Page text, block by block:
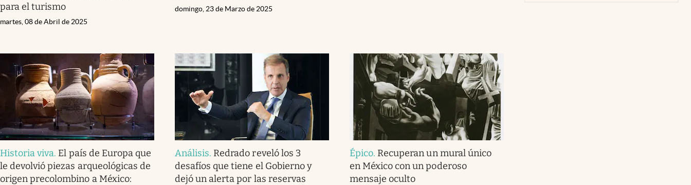
para el turismo
martes, 08 de Abril de 2025
domingo, 23 de Marzo de 2025
Historia viva. El país de Europa que
le devolvió piezas arqueológicas de
origen precolombino a México:
Análisis. Redrado reveló los 3
desafíos que tiene el Gobierno y
dejó un alerta por las reservas
Épico. Recuperan un mural único
en México con un poderoso
mensaje oculto